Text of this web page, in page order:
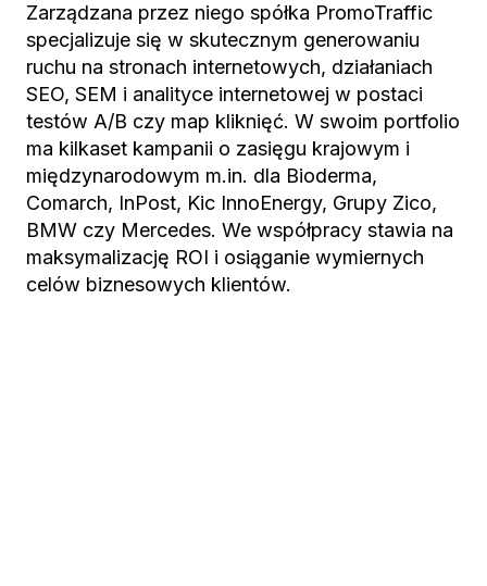
Zarządzana przez niego spółka PromoTraffic
specjalizuje się w skutecznym generowaniu
ruchu na stronach internetowych, działaniach
SEO, SEM i analityce internetowej w postaci
testów A/B czy map kliknięć. W swoim portfolio
ma kilkaset kampanii o zasięgu krajowym i
międzynarodowym m.in. dla Bioderma,
Comarch, InPost, Kic InnoEnergy, Grupy Zico,
BMW czy Mercedes. We współpracy stawia na
maksymalizację ROI i osiąganie wymiernych
celów biznesowych klientów.